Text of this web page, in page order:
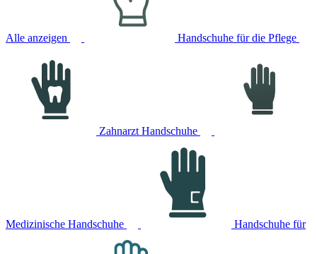
Alle anzeigen Handschuhe für die Pflege
Zahnarzt Handschuhe
Medizinische Handschuhe Handschuhe für